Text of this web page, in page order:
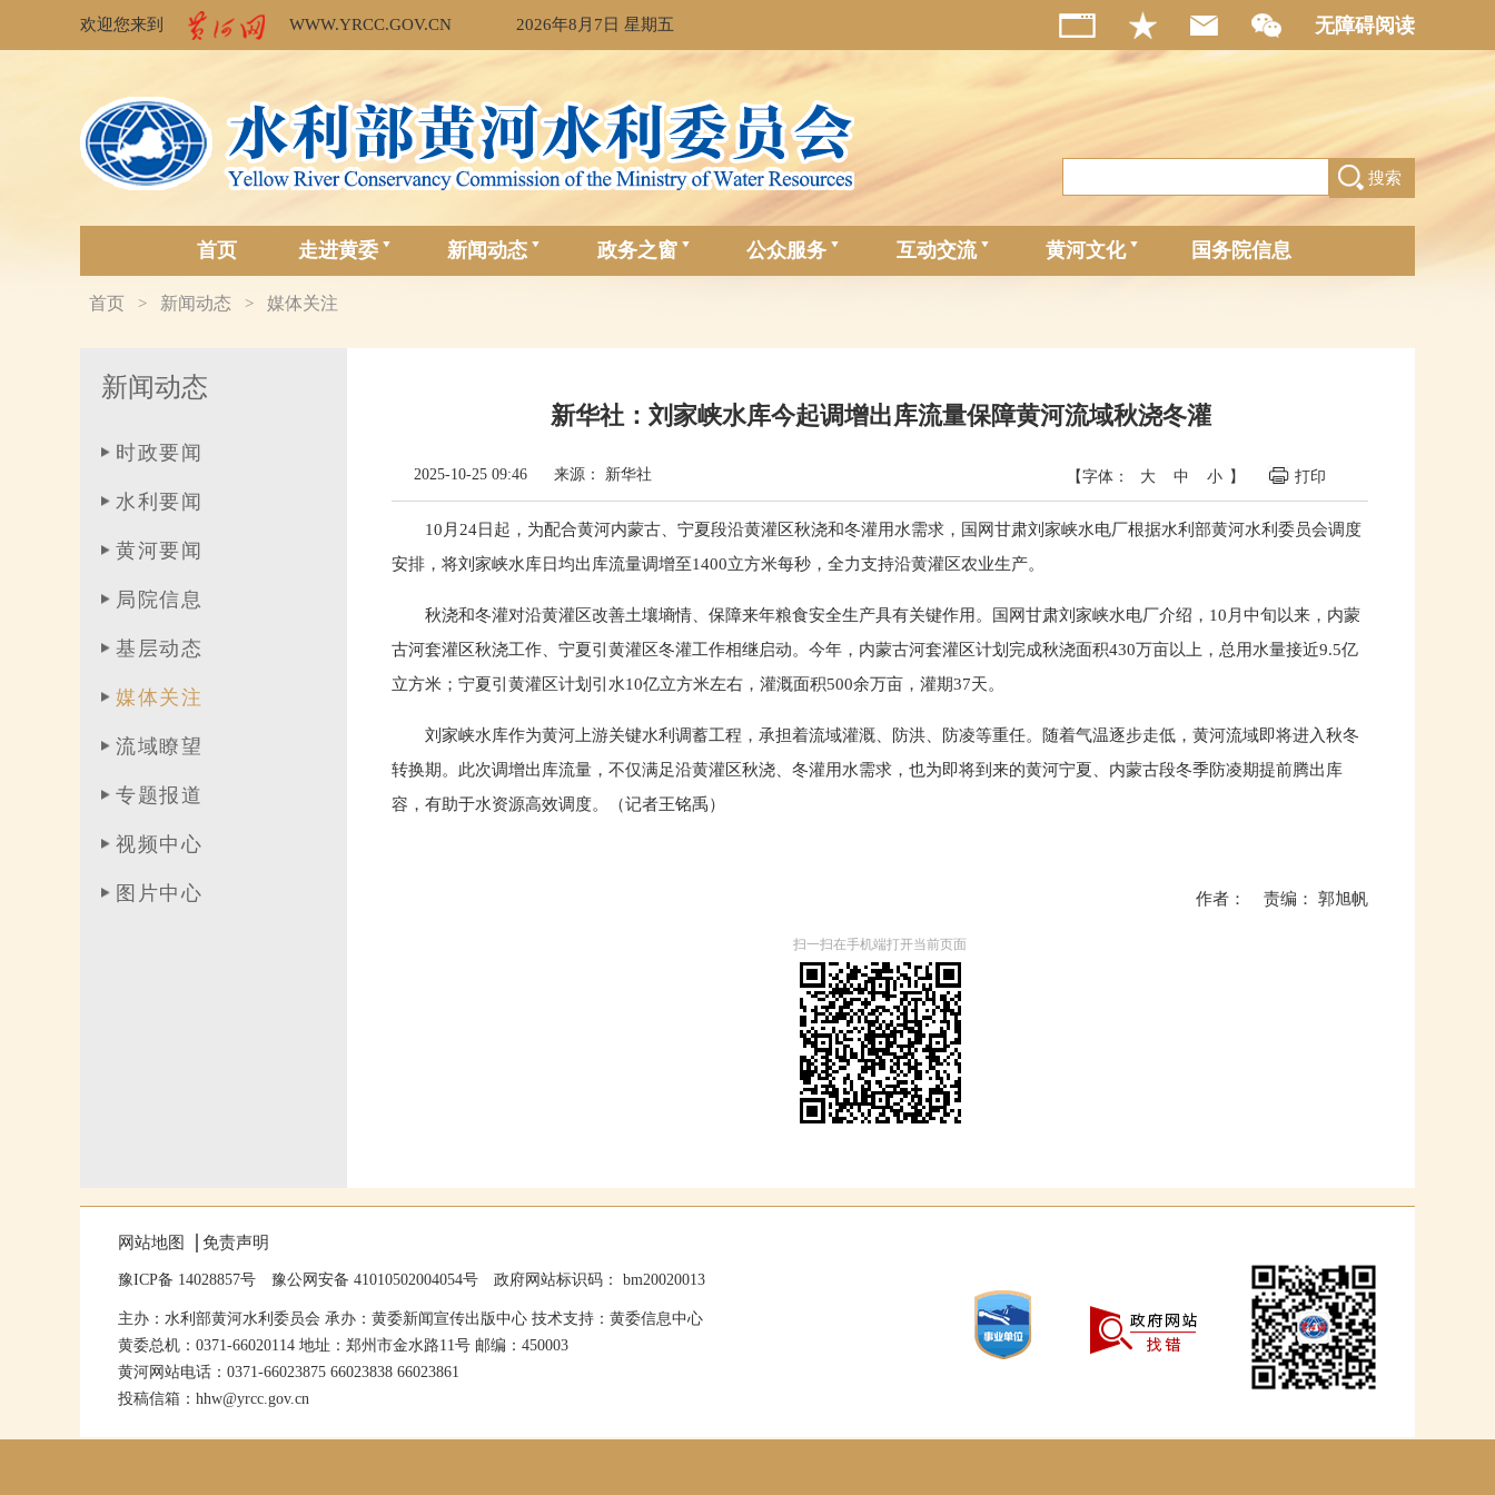
欢迎您来到 WWW.YRCC.GOV.CN 2026年8月7日 星期五 无障碍阅读
搜索
首页 走进黄委 新闻动态 政务之窗 公众服务 互动交流 黄河文化 国务院信息
首页 > 新闻动态 > 媒体关注
新闻动态
时政要闻
水利要闻
黄河要闻
局院信息
基层动态
媒体关注
流域瞭望
专题报道
视频中心
图片中心
新华社：刘家峡水库今起调增出库流量保障黄河流域秋浇冬灌
【字体： 大 中 小 】 打印
2025-10-25 09:46 来源： 新华社
10月24日起，为配合黄河内蒙古、宁夏段沿黄灌区秋浇和冬灌用水需求，国网甘肃刘家峡水电厂根据水利部黄河水利委员会调度
安排，将刘家峡水库日均出库流量调增至1400立方米每秒，全力支持沿黄灌区农业生产。
秋浇和冬灌对沿黄灌区改善土壤墒情、保障来年粮食安全生产具有关键作用。国网甘肃刘家峡水电厂介绍，10月中旬以来，内蒙
古河套灌区秋浇工作、宁夏引黄灌区冬灌工作相继启动。今年，内蒙古河套灌区计划完成秋浇面积430万亩以上，总用水量接近9.5亿
立方米；宁夏引黄灌区计划引水10亿立方米左右，灌溉面积500余万亩，灌期37天。
刘家峡水库作为黄河上游关键水利调蓄工程，承担着流域灌溉、防洪、防凌等重任。随着气温逐步走低，黄河流域即将进入秋冬
转换期。此次调增出库流量，不仅满足沿黄灌区秋浇、冬灌用水需求，也为即将到来的黄河宁夏、内蒙古段冬季防凌期提前腾出库
容，有助于水资源高效调度。（记者王铭禹）
作者： 责编： 郭旭帆
扫一扫在手机端打开当前页面
网站地图 免责声明
豫ICP备 14028857号 豫公网安备 41010502004054号 政府网站标识码： bm20020013
主办：水利部黄河水利委员会 承办：黄委新闻宣传出版中心 技术支持：黄委信息中心
黄委总机：0371-66020114 地址：郑州市金水路11号 邮编：450003
黄河网站电话：0371-66023875 66023838 66023861
投稿信箱：hhw@yrcc.gov.cn